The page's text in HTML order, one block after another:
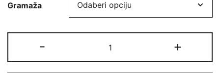
od
1,30 €
1,50 €
Gramaža
-
LEAD
TORPILE
+